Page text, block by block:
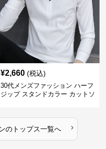
¥2,660 (税込)
30代メンズファッション ハーフ
ジップ スタンドカラー カットソ
のトップス一覧へ ›